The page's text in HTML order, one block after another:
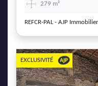
279 m²
REFCR-PAL - AJP
EXCLUSIVITÉ